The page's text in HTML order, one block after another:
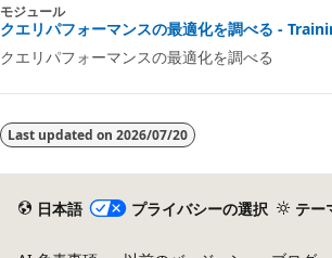
モジュール
クエリパフォーマンスの最適化を調べる -
クエリパフォーマンスの最適化を調べる
Last updated on 2026/07/20
日本語 プライバシーの選択 テー